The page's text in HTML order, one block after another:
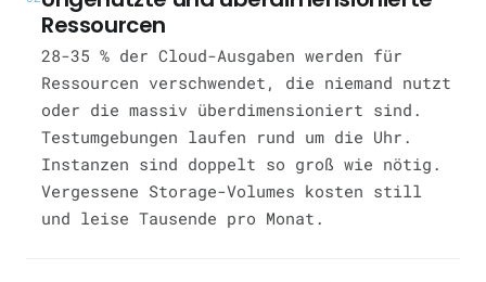
Ressourcen
28-35 % der Cloud-Ausgaben werden für
Ressourcen verschwendet, die niemand nutzt
oder die massiv überdimensioniert sind.
Testumgebungen laufen rund um die Uhr.
Instanzen sind doppelt so groß wie nötig.
Vergessene Storage-Volumes kosten still
und leise Tausende pro Monat.